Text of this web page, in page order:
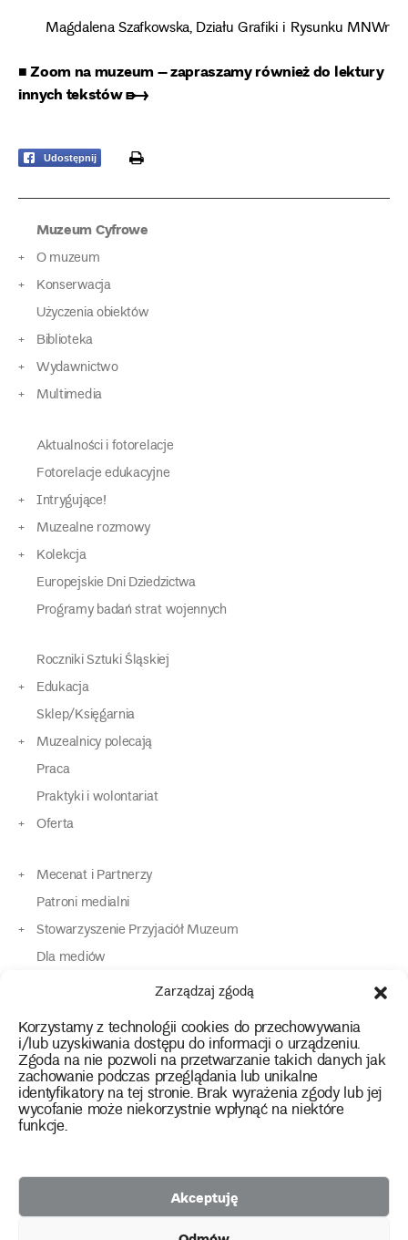
Zarządzaj zgodą
Korzystamy z technologii cookies do przechowywania
i/lub uzyskiwania dostępu do informacji o urządzeniu.
Zgoda na nie pozwoli na przetwarzanie takich danych jak
zachowanie podczas przeglądania lub unikalne
identyfikatory na tej stronie. Brak wyrażenia zgody lub jej
wycofanie może niekorzystnie wpłynąć na niektóre
funkcje.
Akceptuję
Magdalena Szafkowska, Działu Grafiki i Rysunku MNWr
■ Zoom na muzeum – zapraszamy również do lektury
innych tekstów ➸
Udostępnij print
Muzeum Cyfrowe
O muzeum
Konserwacja
Użyczenia obiektów
Biblioteka
Wydawnictwo
Multimedia
Aktualności i fotorelacje
Fotorelacje edukacyjne
Intrygujące!
Muzealne rozmowy
Kolekcja
Europejskie Dni Dziedzictwa
Programy badań strat wojennych
Roczniki Sztuki Śląskiej
Edukacja
Sklep/Księgarnia
Muzealnicy polecają
Praca
Praktyki i wolontariat
Oferta
Mecenat i Partnerzy
Patroni medialni
Stowarzyszenie Przyjaciół Muzeum
Dla mediów
Dla osób o specjalnych potrzebach
Kontakt
instagram
twitterfacebookyoutube
tiktok
2026 Copyright by Muzeum Narodowe we Wrocławiu
Polityka prywatności